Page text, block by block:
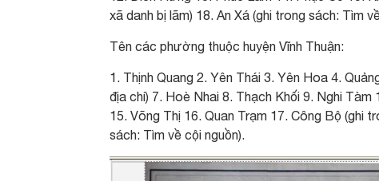
xã danh bị lãm) 18. An Xá (ghi trong sách: Tìm
Tên các phường thuộc huyện Vĩnh Thuận:
1. Thịnh Quang 2. Yên Thái 3. Yên Hoa 4.
địa chí) 7. Hoè Nhai 8. Thạch Khối 9. Nghi
15. Võng Thị 16. Quan Trạm 17. Công Bộ (ghi
sách: Tìm về cội nguồn).